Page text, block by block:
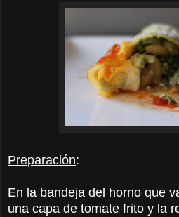
Preparación:
En la bandeja del horno que
una capa de tomate frito y la